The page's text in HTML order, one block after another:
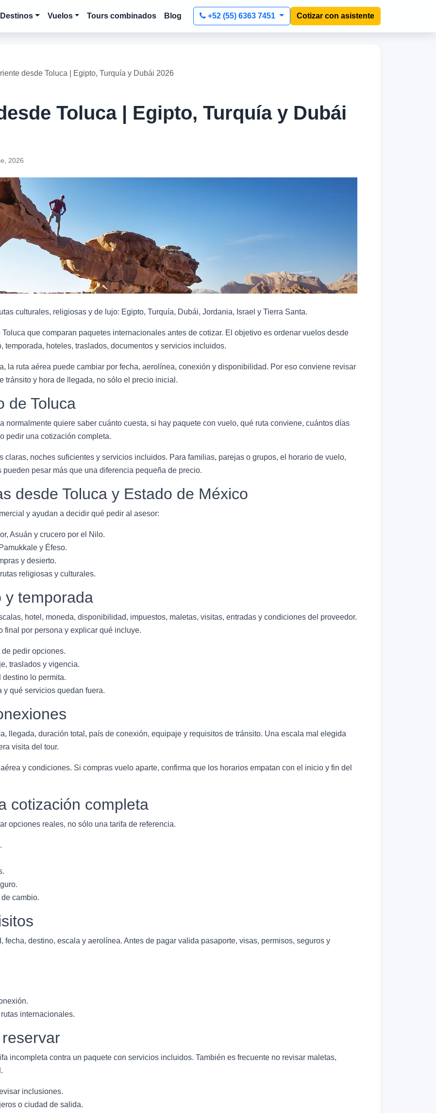
Destinos Vuelos Tours combinados Blog +52 (55) 6363 7451 Cotizar con asistente
desde Toluca | Egipto, Turquía y Dubái 2026
Toluca | Egipto, Turquía y Dubái
2026
culturales, religiosas y de lujo: Egipto, Turquía, Dubái, Jordania, Israel y Tierra Santa.
que comparan paquetes internacionales antes de cotizar. El objetivo es ordenar vuelos desde
temporada, hoteles, traslados, documentos y servicios incluidos.
la ruta aérea puede cambiar por fecha, aerolínea, conexión y disponibilidad. Por eso conviene revisar
tránsito y hora de llegada, no sólo el precio inicial.
de Toluca
normalmente quiere saber cuánto cuesta, si hay paquete con vuelo, qué ruta conviene, cuántos días
pedir una cotización completa.
claras, noches suficientes y servicios incluidos. Para familias, parejas o grupos, el horario de vuelo,
pesar más que una diferencia pequeña de precio.
desde Toluca y Estado de México
y ayudan a decidir qué pedir al asesor:
Asuán y crucero por el Nilo.
y Éfeso.
y desierto.
religiosas y culturales.
y temporada
hotel, moneda, disponibilidad, impuestos, maletas, visitas, entradas y condiciones del proveedor.
final por persona y explicar qué incluye.
pedir opciones.
traslados y vigencia.
lo permita.
y qué servicios quedan fuera.
llegada, duración total, país de conexión, equipaje y requisitos de tránsito. Una escala mal elegida
visita del tour.
y condiciones. Si compras vuelo aparte, confirma que los horarios empatan con el inicio y fin del
cotización completa
opciones reales, no sólo una tarifa de referencia.
cambio.
fecha, destino, escala y aerolínea. Antes de pagar valida pasaporte, visas, permisos, seguros y
internacionales.
incompleta contra un paquete con servicios incluidos. También es frecuente no revisar maletas,
inclusiones.
o ciudad de salida.